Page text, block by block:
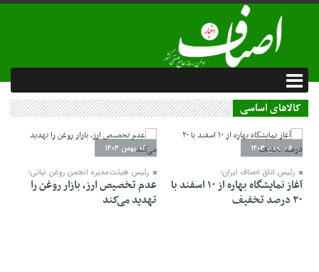
کالاهای اساسی
06 بهمن 1403
رئیس اتاق اصناف ایران؛
آغاز نمایشگاه بهاره از ۱۰ اسفند با
۲۰ درصد تخفیف
06 بهمن 1403
رئیس هیئت‌مدیره انجمن روغن نباتی؛
عدم تخصیص ارز، بازار روغن را
تهدید می‌کند